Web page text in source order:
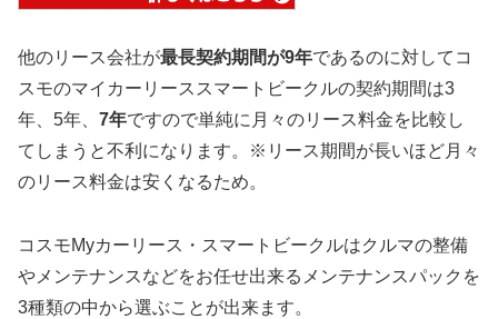
他のリース会社が最長契約期間が9年であるのに対してコ
スモのマイカーリーススマートビークルの契約期間は3
年、5年、 7年ですので単純に月々のリース料金を比較し
てしまうと不利になります。※リース期間が長いほど月々
のリース料金は安くなるため。
コスモMyカーリース・スマートビークルはクルマの整備
やメンテナンスなどをお任せ出来るメンテナンスパックを
3種類の中から選ぶことが出来ます。